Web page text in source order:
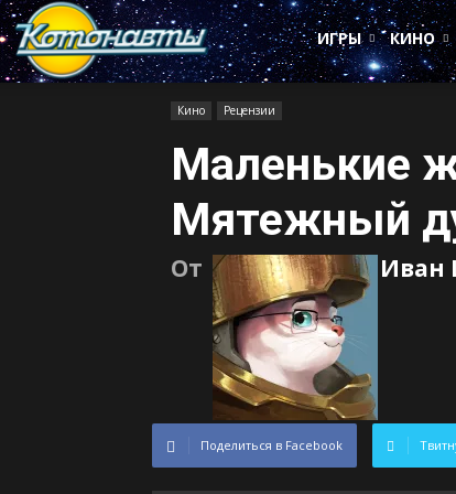
Котонавты
ИГРЫ
КИНО
Кино Рецензии
Маленькие
Мятежный
От Иван
Поделиться в Facebook